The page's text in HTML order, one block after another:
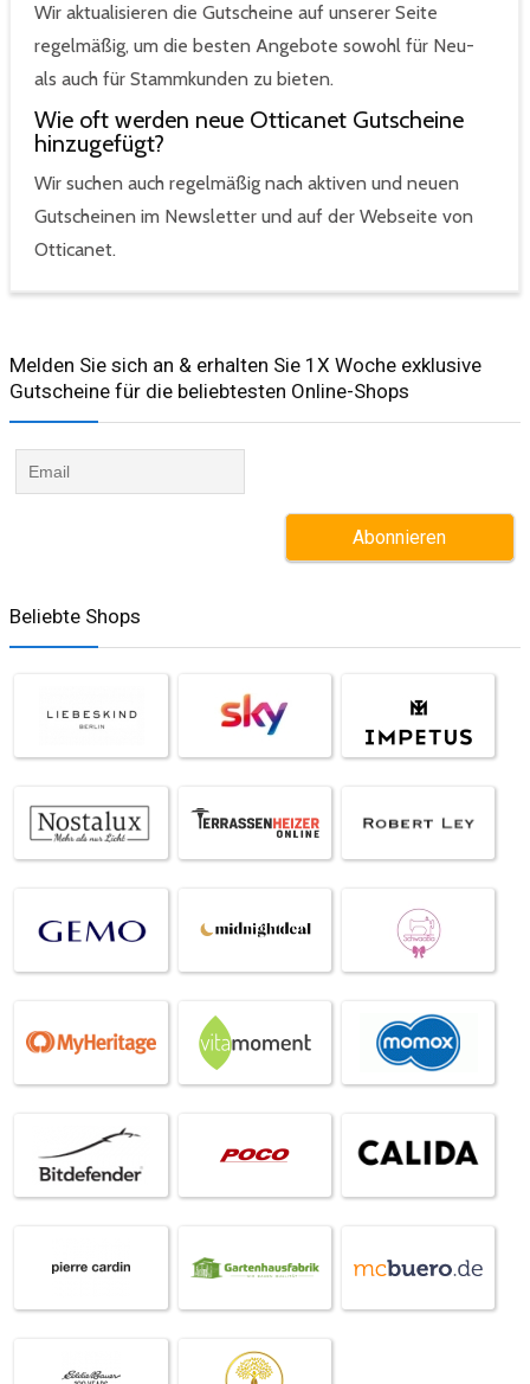
Wir aktualisieren die Gutscheine auf unserer Seite
regelmäßig, um die besten Angebote sowohl für Neu-
als auch für Stammkunden zu bieten.
Wie oft werden neue Otticanet Gutscheine
hinzugefügt?
Wir suchen auch regelmäßig nach aktiven und neuen
Gutscheinen im Newsletter und auf der Webseite von
Otticanet.
Melden Sie sich an & erhalten Sie 1X Woche exklusive
Gutscheine für die beliebtesten Online-Shops​
Beliebte Shops